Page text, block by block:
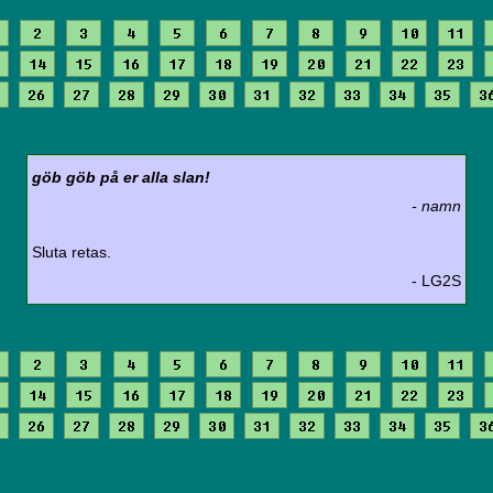
2 3 4 5 6 7 8 9 10 11
14 15 16 17 18 19 20 21 22 23
26 27 28 29 30 31 32 33 34 35
göb göb på er alla slan!
- namn
Sluta retas.
- LG2S
2 3 4 5 6 7 8 9 10 11
14 15 16 17 18 19 20 21 22 23
26 27 28 29 30 31 32 33 34 35